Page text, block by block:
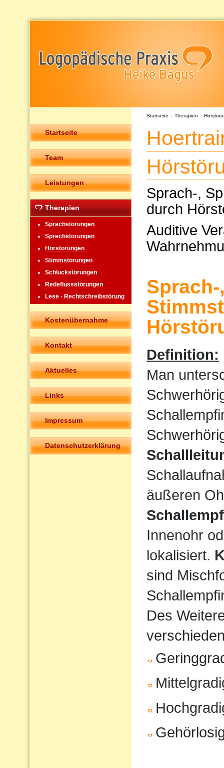
Startseite
Team
Leistungen
Therapien
Sprachstörungen
Sprechstörungen
Hörstörungen
Stimmstörungen
Schluckstörungen
Redeflussstörungen
Lese - Rechtschreibstörung
Kostenübernahme
Kontakt
Aktuelles
Links
Impressum
Datenschutzerklärung
Startseite > Therapien >
Sprach-,
durch
Auditive
Definition:
Man
äußeren
Innenohr
lokalisiert.
sind
Des